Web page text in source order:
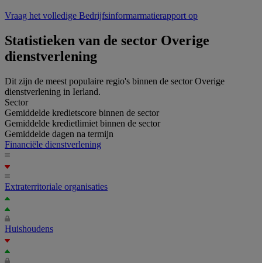
Vraag het volledige Bedrijfsinformarmatierapport op
Statistieken van de sector Overige
dienstverlening
Dit zijn de meest populaire regio's binnen de sector Overige
dienstverlening in Ierland.
Sector
Gemiddelde kredietscore binnen de sector
Gemiddelde kredietlimiet binnen de sector
Gemiddelde dagen na termijn
Financiële dienstverlening
Extraterritoriale organisaties
Huishoudens